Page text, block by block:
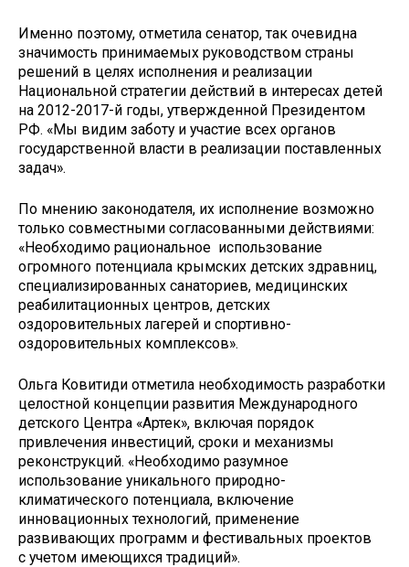
Именно поэтому, отметила сенатор, так очевидна
значимость принимаемых руководством страны
решений в целях исполнения и реализации
Национальной стратегии действий в интересах детей
на 2012-2017-й годы, утвержденной Президентом
РФ. «Мы видим заботу и участие всех органов
государственной власти в реализации поставленных
задач».
По мнению законодателя, их исполнение возможно
только совместными согласованными действиями:
«Необходимо рациональное использование
огромного потенциала крымских детских здравниц,
специализированных санаториев, медицинских
реабилитационных центров, детских
оздоровительных лагерей и спортивно-
оздоровительных комплексов».
Ольга Ковитиди отметила необходимость разработки
целостной концепции развития Международного
детского Центра «Артек», включая порядок
привлечения инвестиций, сроки и механизмы
реконструкций. «Необходимо разумное
использование уникального природно-
климатического потенциала, включение
инновационных технологий, применение
развивающих программ и фестивальных проектов
с учетом имеющихся традиций».